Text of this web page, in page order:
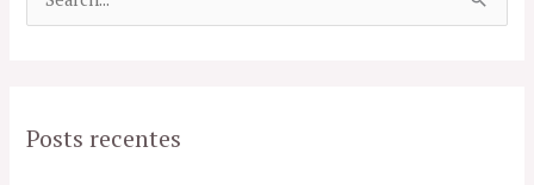
u
Posts recentes